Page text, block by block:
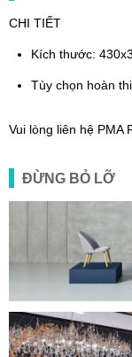
CHI TIẾT
Kích thước:
Tùy chọn hoàn
Vui lòng liên hệ PMA
ĐỪNG BỎ LỠ